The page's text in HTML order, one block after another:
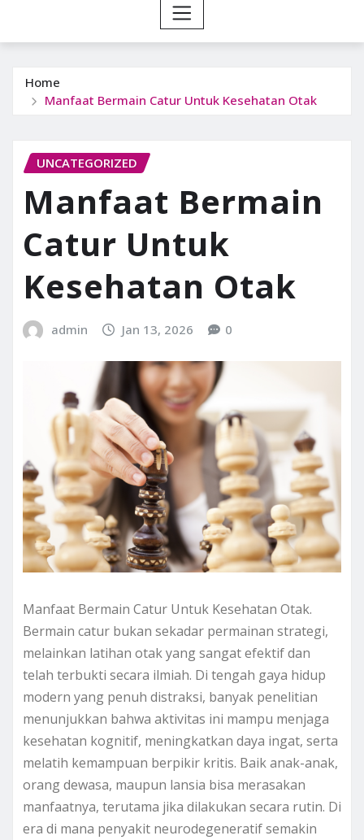
Home
Manfaat Bermain Catur Untuk Kesehatan Otak
UNCATEGORIZED
Manfaat Bermain
Catur Untuk
Kesehatan Otak
admin Jan 13, 2026 0
Manfaat Bermain Catur Untuk Kesehatan Otak.
Bermain catur bukan sekadar permainan strategi,
melainkan latihan otak yang sangat efektif dan
telah terbukti secara ilmiah. Di tengah gaya hidup
modern yang penuh distraksi, banyak penelitian
menunjukkan bahwa aktivitas ini mampu menjaga
kesehatan kognitif, meningkatkan daya ingat, serta
melatih kemampuan berpikir kritis. Baik anak-anak,
orang dewasa, maupun lansia bisa merasakan
manfaatnya, terutama jika dilakukan secara rutin. Di
era di mana penyakit neurodegeneratif semakin